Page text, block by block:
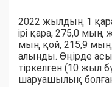
2022 жылдың 1
ірі қара, 275,0
мың қой, 215,9 мың
алынды. Өңірде
тіркелген (10 жыл
шаруашылық